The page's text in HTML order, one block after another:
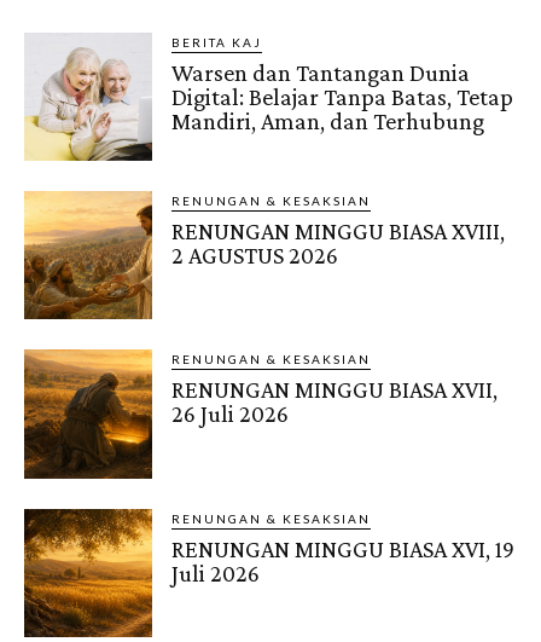
BERITA KAJ
Warsen dan Tantangan Dunia
Digital: Belajar Tanpa Batas, Tetap
Mandiri, Aman, dan Terhubung
RENUNGAN & KESAKSIAN
RENUNGAN MINGGU BIASA XVIII,
2 AGUSTUS 2026
RENUNGAN & KESAKSIAN
RENUNGAN MINGGU BIASA XVII,
26 Juli 2026
RENUNGAN & KESAKSIAN
RENUNGAN MINGGU BIASA XVI, 19
Juli 2026